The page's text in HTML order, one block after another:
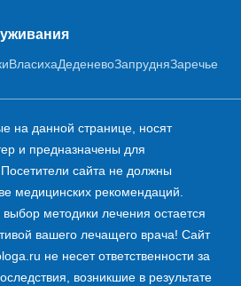
ВласихаДеденевоЗапрудняЗаречье
на данной странице, носят
и предназначены для
сайта не должны
медицинских рекомендаций.
методики лечения остается
вашего лечащего врача! Сайт
не несет ответственности за
возникшие в результате